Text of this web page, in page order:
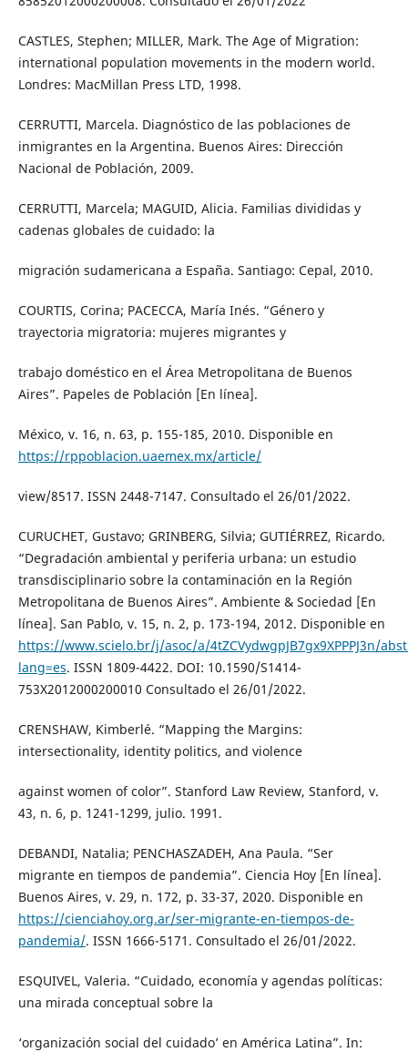
CASTLES, Stephen; MILLER, Mark. The Age of Migration:
international population movements in the modern world.
Londres: MacMillan Press LTD, 1998.
CERRUTTI, Marcela. Diagnóstico de las poblaciones de
inmigrantes en la Argentina. Buenos Aires: Dirección
Nacional de Población, 2009.
CERRUTTI, Marcela; MAGUID, Alicia. Familias divididas y
cadenas globales de cuidado: la
migración sudamericana a España. Santiago: Cepal, 2010.
COURTIS, Corina; PACECCA, María Inés. “Género y
trayectoria migratoria: mujeres migrantes y
trabajo doméstico en el Área Metropolitana de Buenos
Aires”. Papeles de Población [En línea].
México, v. 16, n. 63, p. 155-185, 2010. Disponible en
https://rppoblacion.uaemex.mx/article/
view/8517. ISSN 2448-7147. Consultado el 26/01/2022.
CURUCHET, Gustavo; GRINBERG, Silvia; GUTIÉRREZ, Ricardo.
“Degradación ambiental y periferia urbana: un estudio
transdisciplinario sobre la contaminación en la Región
Metropolitana de Buenos Aires”. Ambiente & Sociedad [En
línea]. San Pablo, v. 15, n. 2, p. 173-194, 2012. Disponible en
https://www.scielo.br/j/asoc/a/4tZCVydwgpJB7gx9XPPPJ3n/
lang=es. ISSN 1809-4422. DOI: 10.1590/S1414-
753X2012000200010 Consultado el 26/01/2022.
CRENSHAW, Kimberlé. “Mapping the Margins:
intersectionality, identity politics, and violence
against women of color”. Stanford Law Review, Stanford, v.
43, n. 6, p. 1241-1299, julio. 1991.
DEBANDI, Natalia; PENCHASZADEH, Ana Paula. “Ser
migrante en tiempos de pandemia”. Ciencia Hoy [En línea].
Buenos Aires, v. 29, n. 172, p. 33-37, 2020. Disponible en
https://cienciahoy.org.ar/ser-migrante-en-tiempos-de-
pandemia/. ISSN 1666-5171. Consultado el 26/01/2022.
ESQUIVEL, Valeria. “Cuidado, economía y agendas políticas:
una mirada conceptual sobre la
‘organización social del cuidado’ en América Latina”. In: